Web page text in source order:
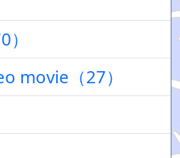
movie（27）